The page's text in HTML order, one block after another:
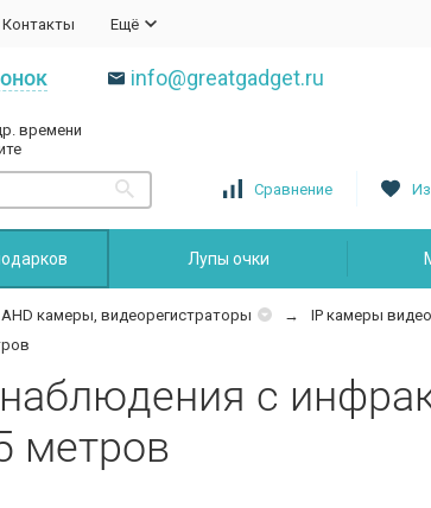
Контакты Ещё
времени
info@greatgadget.ru
Сравнение
Лупы очки
камеры, видеорегистраторы
IP камеры
с
метров